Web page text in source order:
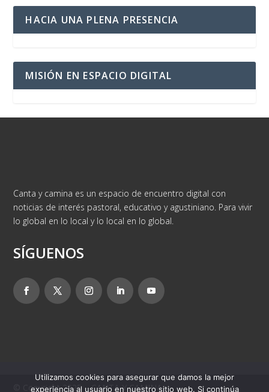
HACIA UNA PLENA PRESENCIA
MISIÓN EN ESPACIO DIGITAL
Canta y camina es un espacio de encuentro digital con
noticias de interés pastoral, educativo y agustiniano. Para vivir
lo global en lo local y lo local en lo global.
SÍGUENOS
© Copyright 2025 – CANTA Y CAMINA
Utilizamos cookies para asegurar que damos la mejor
experiencia al usuario en nuestro sitio web. Si continúa